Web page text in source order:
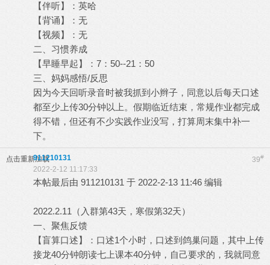
【伴听】：英哈
【背诵】：无
【视频】：无
二、习惯养成
【早睡早起】：7：50--21：50
三、妈妈感悟/反思
因为今天回听录音时被我抓到小辫子，同意以后每天口述
都至少上传30分钟以上。假期临近结束，常规作业都完成
得不错，但还有不少实践作业没写，打算周末集中补一
下。
点击重新加载 39#
911210131
2022-2-12 11:17:33
本帖最后由 911210131 于 2022-2-13 11:46 编辑
2022.2.11（入群第43天，寒假第32天）
一、聚焦反馈
【盲算口述】：口述1个小时，口述到鸽巢问题，其中上传
接龙40分钟朗读七上课本40分钟，自己要求的，我就同意